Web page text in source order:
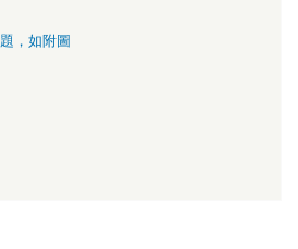
，如附圖